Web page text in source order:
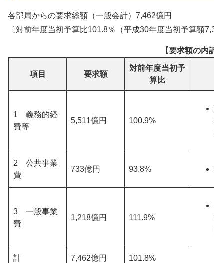
各部局からの要求総額（一般会計）7,462億円
〔対前年度当初予算比101.8％（平成30年度当初予算額
【要求額の内
項目 要求額
対前年度当初予
算比
1 義務的経
費等
5,511億円 100.9%
2 公共事業
費
733億円 93.8%
3 一般事業
費
1,218億円 111.9%
計 7,462億円 101.8%